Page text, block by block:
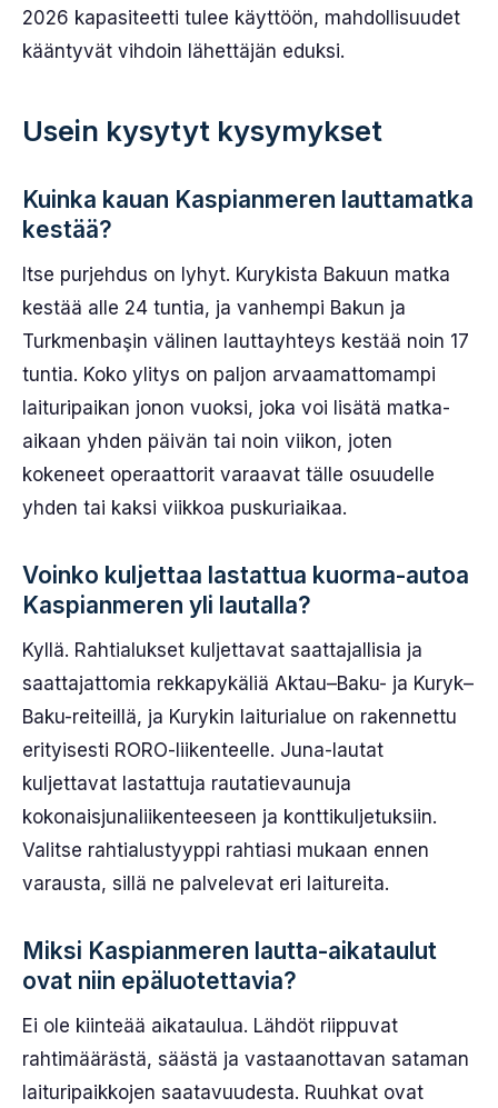
2026 kapasiteetti tulee käyttöön, mahdollisuudet
kääntyvät vihdoin lähettäjän eduksi.
Usein kysytyt kysymykset
Kuinka kauan Kaspianmeren lauttamatka
kestää?
Itse purjehdus on lyhyt. Kurykista Bakuun matka
kestää alle 24 tuntia, ja vanhempi Bakun ja
Turkmenbaşin välinen lauttayhteys kestää noin 17
tuntia. Koko ylitys on paljon arvaamattomampi
laituripaikan jonon vuoksi, joka voi lisätä matka-
aikaan yhden päivän tai noin viikon, joten
kokeneet operaattorit varaavat tälle osuudelle
yhden tai kaksi viikkoa puskuriaikaa.
Voinko kuljettaa lastattua kuorma-autoa
Kaspianmeren yli lautalla?
Kyllä. Rahtialukset kuljettavat saattajallisia ja
saattajattomia rekkapykäliä Aktau–Baku- ja Kuryk–
Baku-reiteillä, ja Kurykin laiturialue on rakennettu
erityisesti RORO-liikenteelle. Juna-lautat
kuljettavat lastattuja rautatievaunuja
kokonaisjunaliikenteeseen ja konttikuljetuksiin.
Valitse rahtialustyyppi rahtiasi mukaan ennen
varausta, sillä ne palvelevat eri laitureita.
Miksi Kaspianmeren lautta-aikataulut
ovat niin epäluotettavia?
Ei ole kiinteää aikataulua. Lähdöt riippuvat
rahtimäärästä, säästä ja vastaanottavan sataman
laituripaikkojen saatavuudesta. Ruuhkat ovat